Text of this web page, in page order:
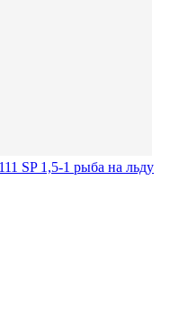
SP 1,5-1 рыба на льду